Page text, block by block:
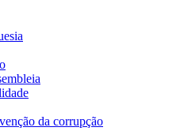
da corrupção